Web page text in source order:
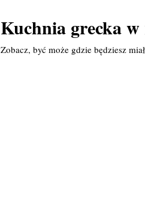
Kuchnia grecka
Zobacz, być może gdzie będziesz